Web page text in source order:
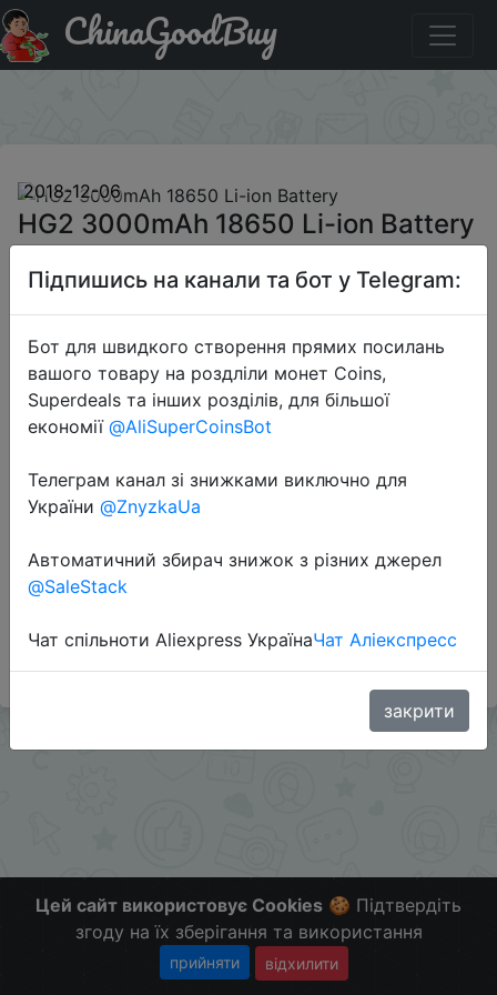
Купити на розпродажі HG2 3000mAh 18650 Li-ion
Battery
ChinaGoodBuy
2018-12-06
HG2 3000mAh 18650 Li-ion Battery
$19.26
Discount
Перейти до магазину
Высокотоковые. В Украину РФ не отправляют.
Больше скидок в телеграммt.me/ChinaGoodBuy
Цей сайт використовує Cookies 🍪 Підтвердіть
згоду на їх зберігання та використання
прийняти відхилити
Підпишись на канали та бот у Telegram:
Бот для швидкого створення прямих посилань
вашого товару на роздліли монет Coins,
Superdeals та інших розділів, для більшої
економії @AliSuperCoinsBot
Телеграм канал зі знижками виключно для
України @ZnyzkaUa
Автоматичний збирач знижок з різних джерел
@SaleStack
Чат спільноти Aliexpress УкраїнаЧат Аліекспресс
закрити